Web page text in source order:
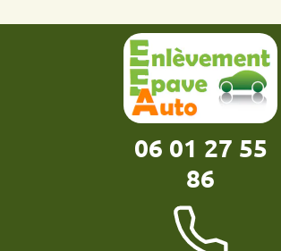
06 01 27 55
86